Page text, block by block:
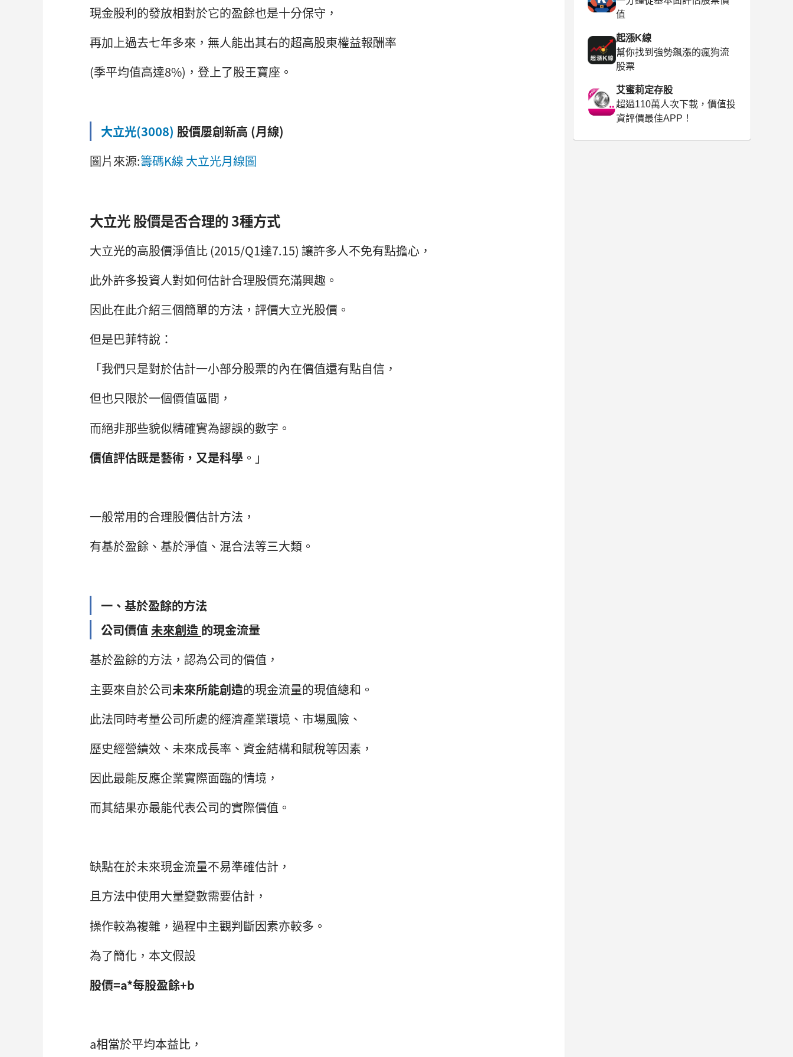
現金股利的發放相對於它的盈餘也是十分保守，
再加上過去七年多來，無人能出其右的超高股東權益報酬率
(季平均值高達8%)，登上了股王寶座。
大立光(3008) 股價屢創新高 (月線)
圖片來源:籌碼K線 大立光月線圖
大立光 股價是否合理的 3種方式
大立光的高股價淨值比 (2015/Q1達7.15) 讓許多人不免有點擔心，
此外許多投資人對如何估計合理股價充滿興趣。
因此在此介紹三個簡單的方法，評價大立光股價。
但是巴菲特說：
「我們只是對於估計一小部分股票的內在價值還有點自信，
但也只限於一個價值區間，
而絕非那些貌似精確實為謬誤的數字。
價值評估既是藝術，又是科學 。」
一般常用的合理股價估計方法，
有基於盈餘、基於淨值、混合法等三大類。
一、基於盈餘的方法
公司價值未來創造 的現金流量
基於盈餘的方法，認為公司的價值，
主要來自於公司未來所能創造的現金流量的現值總和。
此法同時考量公司所處的經濟產業環境、市場風險、
歷史經營績效、未來成長率、資金結構和賦稅等因素，
因此最能反應企業實際面臨的情境，
而其結果亦最能代表公司的實際價值。
缺點在於未來現金流量不易準確估計，
且方法中使用大量變數需要估計，
操作較為複雜，過程中主觀判斷因素亦較多。
為了簡化，本文假設
股價=a*每股盈餘+b
a相當於平均本益比，
值
起漲K線
幫你找到強勢飆漲的瘋狗流
股票
艾蜜莉定存股
超過110萬人次下載，價值投
資評價最佳APP！